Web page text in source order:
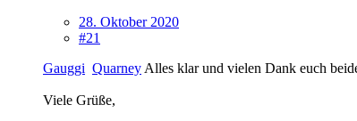
28. Oktober 2020
#21
Gauggi Quarney Alles klar und vielen Dank euch
Viele Grüße,